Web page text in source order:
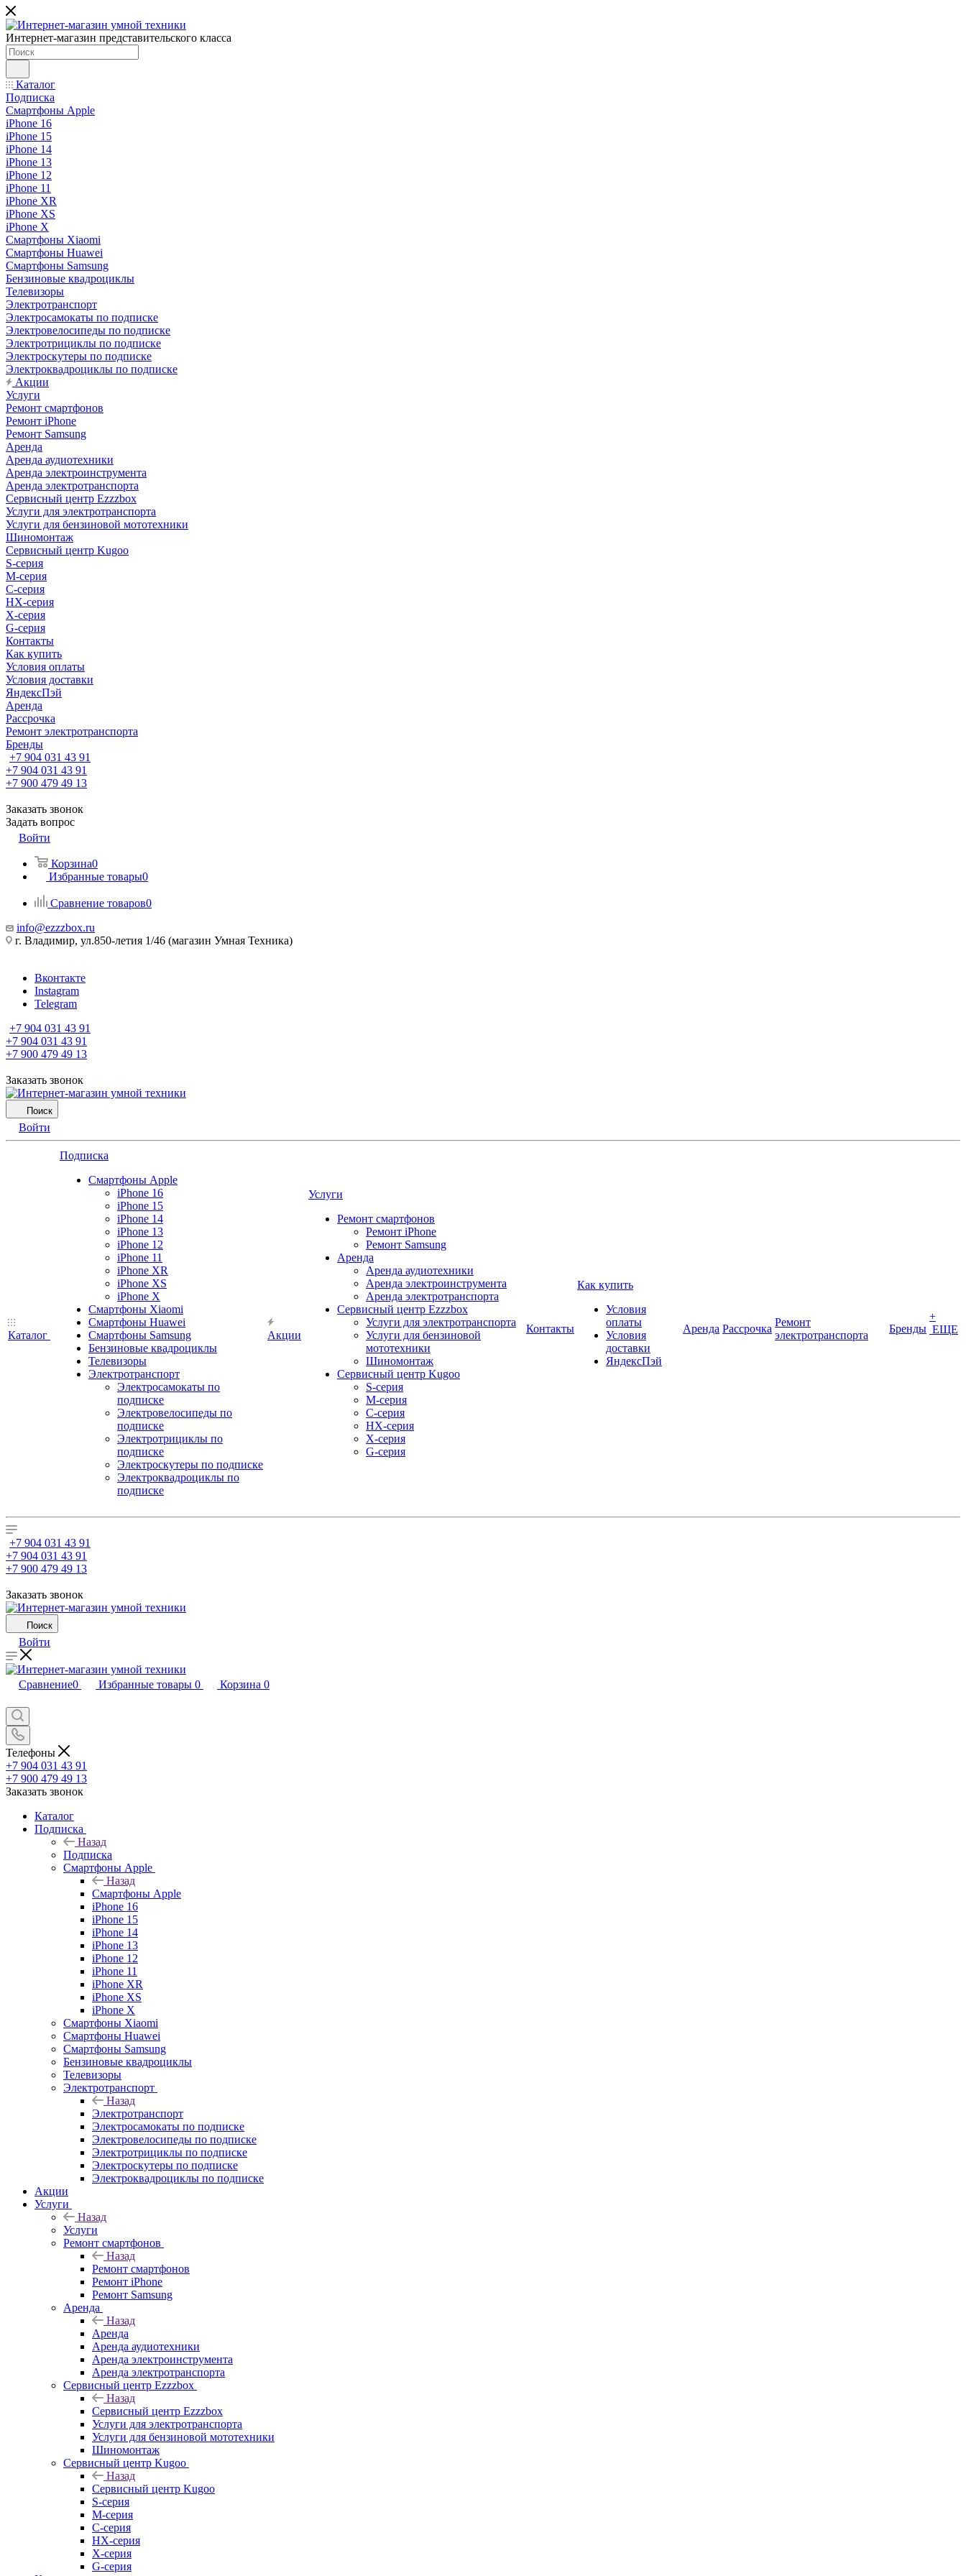
Интернет-магазин представительского класса
Каталог
Подписка
Смартфоны Apple
iPhone 16
iPhone 15
iPhone 14
iPhone 13
iPhone 12
iPhone 11
iPhone XR
iPhone XS
iPhone X
Смартфоны Xiaomi
Смартфоны Huawei
Смартфоны Samsung
Бензиновые квадроциклы
Телевизоры
Электротранспорт
Электросамокаты по подписке
Электровелосипеды по подписке
Электротрициклы по подписке
Электроскутеры по подписке
Электроквадроциклы по подписке
Акции
Услуги
Ремонт смартфонов
Ремонт iPhone
Ремонт Samsung
Аренда
Аренда аудиотехники
Аренда электроинструмента
Аренда электротранспорта
Сервисный центр Ezzzbox
Услуги для электротранспорта
Услуги для бензиновой мототехники
Шиномонтаж
Сервисный центр Kugoo
S-cерия
M-серия
С-серия
HX-серия
X-серия
G-серия
Контакты
Как купить
Условия оплаты
Условия доставки
ЯндексПэй
Аренда
Рассрочка
Ремонт электротранспорта
Бренды
+7 904 031 43 91
+7 904 031 43 91
+7 900 479 49 13
Заказать звонок
Задать вопрос
Войти
Корзина0
Избранные товары0
Сравнение товаров0
info@ezzzbox.ru
г. Владимир, ул.850-летия 1/46 (магазин Умная Техника)
Вконтакте
Instagram
Telegram
+7 904 031 43 91
+7 904 031 43 91
+7 900 479 49 13
Заказать звонок
Поиск
Войти
Каталог
Подписка
Смартфоны Apple
iPhone 16
iPhone 15
iPhone 14
iPhone 13
iPhone 12
iPhone 11
iPhone XR
iPhone XS
iPhone X
Смартфоны Xiaomi
Смартфоны Huawei
Смартфоны Samsung
Бензиновые квадроциклы
Телевизоры
Электротранспорт
Электросамокаты по
подписке
Электровелосипеды по
подписке
Электротрициклы по
подписке
Электроскутеры по подписке
Электроквадроциклы по
подписке
Акции
Услуги
Ремонт смартфонов
Ремонт iPhone
Ремонт Samsung
Аренда
Аренда аудиотехники
Аренда электроинструмента
Аренда электротранспорта
Сервисный центр Ezzzbox
Услуги для электротранспорта
Услуги для бензиновой
мототехники
Шиномонтаж
Сервисный центр Kugoo
S-cерия
M-серия
С-серия
HX-серия
X-серия
G-серия
Контакты
Как купить
Условия
оплаты
Условия
доставки
ЯндексПэй
Аренда Рассрочка
Ремонт
электротранспорта
Бренды
+
ЕЩЕ
+7 904 031 43 91
+7 904 031 43 91
+7 900 479 49 13
Заказать звонок
Поиск
Войти
Сравнение0 Избранные товары 0 Корзина 0
Телефоны
+7 904 031 43 91
+7 900 479 49 13
Заказать звонок
Каталог
Подписка
Назад
Подписка
Смартфоны Apple
Назад
Смартфоны Apple
iPhone 16
iPhone 15
iPhone 14
iPhone 13
iPhone 12
iPhone 11
iPhone XR
iPhone XS
iPhone X
Смартфоны Xiaomi
Смартфоны Huawei
Смартфоны Samsung
Бензиновые квадроциклы
Телевизоры
Электротранспорт
Назад
Электротранспорт
Электросамокаты по подписке
Электровелосипеды по подписке
Электротрициклы по подписке
Электроскутеры по подписке
Электроквадроциклы по подписке
Акции
Услуги
Назад
Услуги
Ремонт смартфонов
Назад
Ремонт смартфонов
Ремонт iPhone
Ремонт Samsung
Аренда
Назад
Аренда
Аренда аудиотехники
Аренда электроинструмента
Аренда электротранспорта
Сервисный центр Ezzzbox
Назад
Сервисный центр Ezzzbox
Услуги для электротранспорта
Услуги для бензиновой мототехники
Шиномонтаж
Сервисный центр Kugoo
Назад
Сервисный центр Kugoo
S-cерия
M-серия
С-серия
HX-серия
X-серия
G-серия